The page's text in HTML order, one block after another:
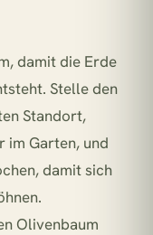
damit die Erde
Stelle den
Standort,
im Garten, und
damit sich
Olivenbaum